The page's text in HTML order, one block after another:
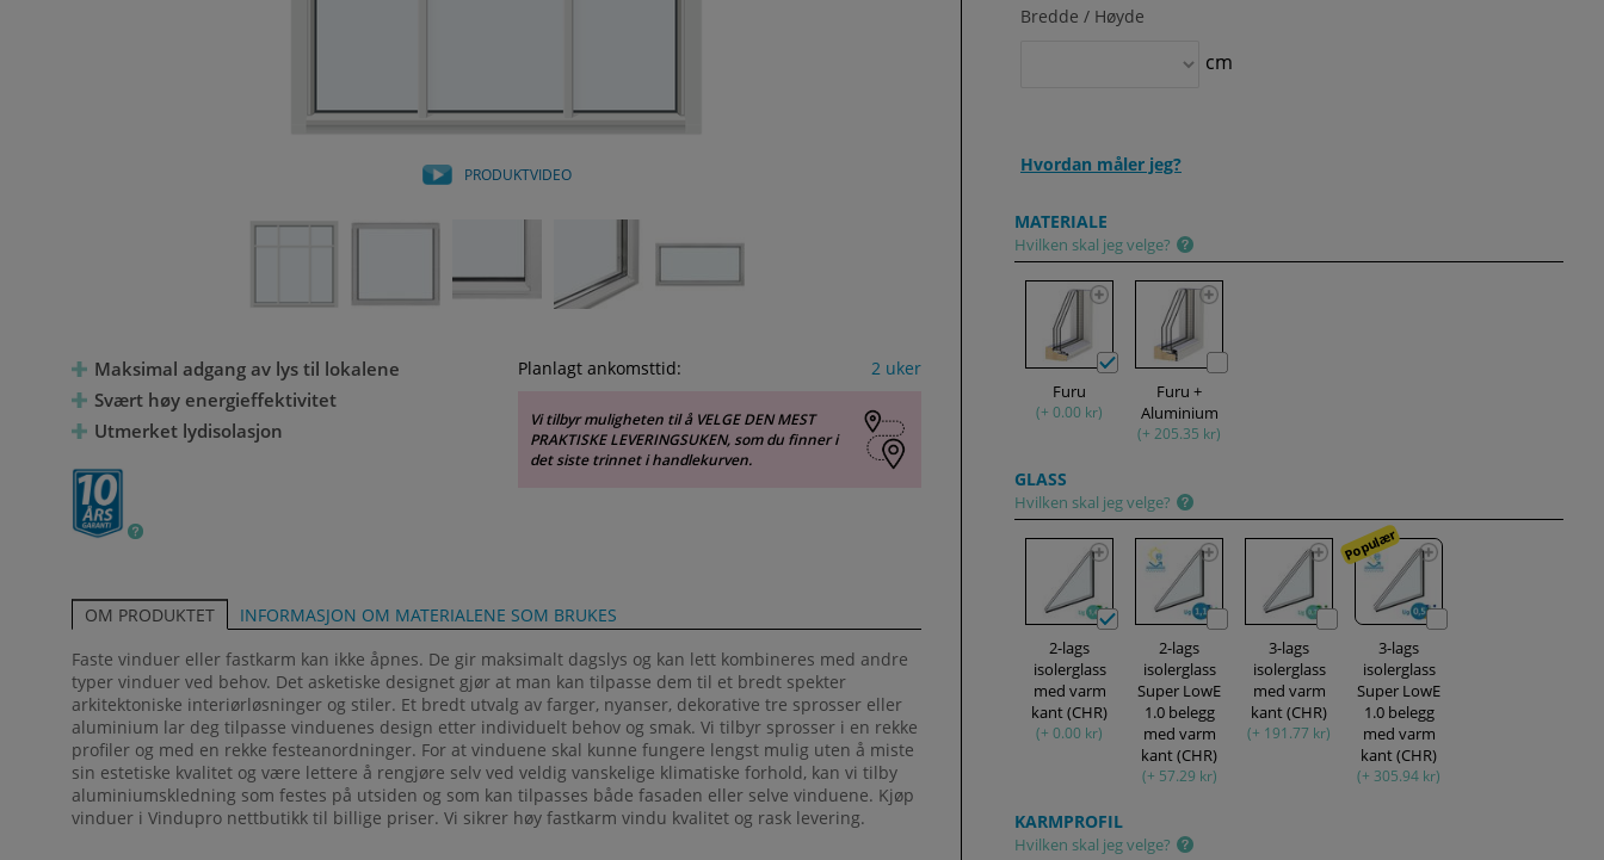
PRODUKTVIDEO
Maksimal adgang av lys til lokalene
Svært høy energieffektivitet
Utmerket lydisolasjon
Planlagt ankomsttid: 2 uker
Vi tilbyr muligheten til å VELGE DEN MEST
PRAKTISKE LEVERINGSUKEN, som du finner i
det siste trinnet i handlekurven.
OM PRODUKTET
INFORMASJON OM MATERIALENE SOM BRUKES
Faste vinduer eller fastkarm kan ikke åpnes. De gir maksimalt dagslys og kan lett kombineres med andre
typer vinduer ved behov. Det asketiske designet gjør at man kan tilpasse dem til et bredt spekter
arkitektoniske interiørløsninger og stiler. Et bredt utvalg av farger, nyanser, dekorative tre sprosser eller
aluminium lar deg tilpasse vinduenes design etter individuelt behov og smak. Vi tilbyr sprosser i en rekke
profiler og med en rekke festeanordninger. For at vinduene skal kunne fungere lengst mulig uten å miste
sin estetiske kvalitet og være lettere å rengjøre selv ved veldig vanskelige klimatiske forhold, kan vi tilby
aluminiumskledning som festes på utsiden og som kan tilpasses både fasaden eller selve vinduene. Kjøp
vinduer i Vindupro nettbutikk til billige priser. Vi sikrer høy fastkarm vindu kvalitet og rask levering.
Bredde / Høyde
cm
Hvordan måler jeg?
MATERIALE
Hvilken skal jeg velge?
Furu
(+ 0.00 kr)
Furu +
Aluminium
(+ 205.35 kr)
GLASS
Hvilken skal jeg velge?
2-lags
isolerglass
med varm
kant (CHR)
(+ 0.00 kr)
2-lags
isolerglass
Super LowE
1.0 belegg
med varm
kant (CHR)
(+ 57.29 kr)
3-lags
isolerglass
med varm
kant (CHR)
(+ 191.77 kr)
Populær
3-lags
isolerglass
Super LowE
1.0 belegg
med varm
kant (CHR)
(+ 305.94 kr)
KARMPROFIL
Hvilken skal jeg velge?